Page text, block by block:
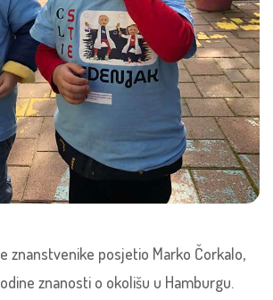
znanstvenike posjetio Marko Čorkalo,
znanosti o okolišu u Hamburgu.